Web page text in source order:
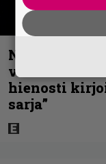
Nyt
viiden
hienosti
sarja”